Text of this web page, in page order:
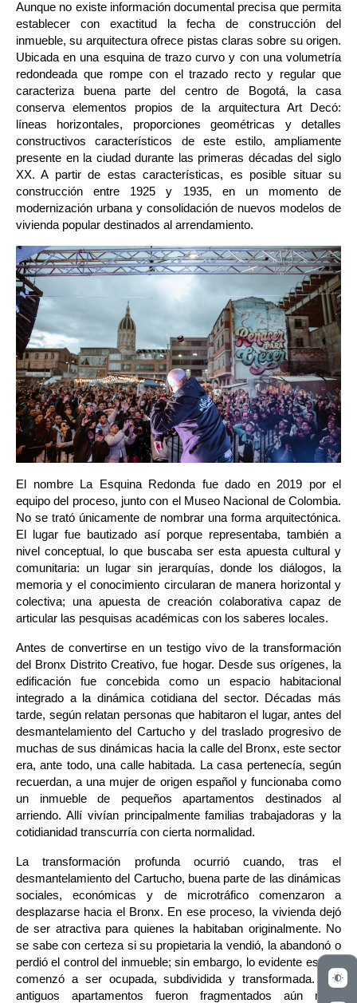
Aunque no existe información documental precisa que permita
establecer con exactitud la fecha de construcción del
inmueble, su arquitectura ofrece pistas claras sobre su origen.
Ubicada en una esquina de trazo curvo y con una volumetría
redondeada que rompe con el trazado recto y regular que
caracteriza buena parte del centro de Bogotá, la casa
conserva elementos propios de la arquitectura Art Decó:
líneas horizontales, proporciones geométricas y detalles
constructivos característicos de este estilo, ampliamente
presente en la ciudad durante las primeras décadas del siglo
XX. A partir de estas características, es posible situar su
construcción entre 1925 y 1935, en un momento de
modernización urbana y consolidación de nuevos modelos de
vivienda popular destinados al arrendamiento.
El nombre La Esquina Redonda fue dado en 2019 por el
equipo del proceso, junto con el Museo Nacional de Colombia.
No se trató únicamente de nombrar una forma arquitectónica.
El lugar fue bautizado así porque representaba, también a
nivel conceptual, lo que buscaba ser esta apuesta cultural y
comunitaria: un lugar sin jerarquías, donde los diálogos, la
memoria y el conocimiento circularan de manera horizontal y
colectiva; una apuesta de creación colaborativa capaz de
articular las pesquisas académicas con los saberes locales.
Antes de convertirse en un testigo vivo de la transformación
del Bronx Distrito Creativo, fue hogar. Desde sus orígenes, la
edificación fue concebida como un espacio habitacional
integrado a la dinámica cotidiana del sector. Décadas más
tarde, según relatan personas que habitaron el lugar, antes del
desmantelamiento del Cartucho y del traslado progresivo de
muchas de sus dinámicas hacia la calle del Bronx, este sector
era, ante todo, una calle habitada. La casa pertenecía, según
recuerdan, a una mujer de origen español y funcionaba como
un inmueble de pequeños apartamentos destinados al
arriendo. Allí vivían principalmente familias trabajadoras y la
cotidianidad transcurría con cierta normalidad.
La transformación profunda ocurrió cuando, tras el
desmantelamiento del Cartucho, buena parte de las dinámicas
sociales, económicas y de microtráfico comenzaron a
desplazarse hacia el Bronx. En ese proceso, la vivienda dejó
de ser atractiva para quienes la habitaban originalmente. No
se sabe con certeza si su propietaria la vendió, la abandonó o
perdió el control del inmueble; sin embargo, lo evidente es que
comenzó a ser ocupada, subdividida y transformada. Los
antiguos apartamentos fueron fragmentados aún más,